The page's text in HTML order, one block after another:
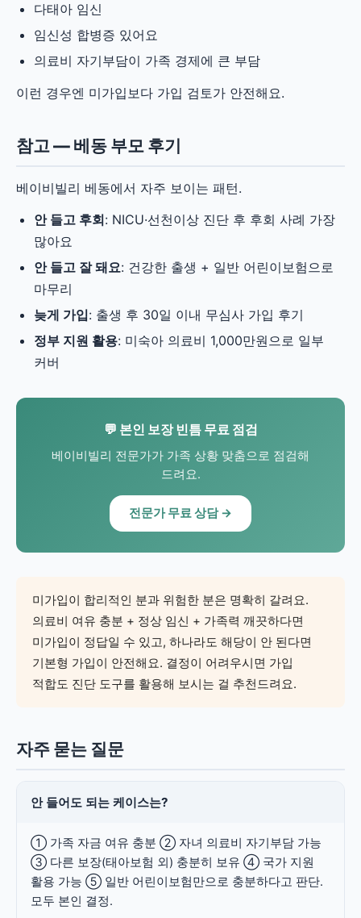
다태아 임신
임신성 합병증 있어요
의료비 자기부담이 가족 경제에 큰 부담
이런 경우엔 미가입보다 가입 검토가 안전해요.
참고 — 베동 부모 후기
베이비빌리 베동에서 자주 보이는 패턴.
안 들고 후회: NICU·선천이상 진단 후 후회 사례 가장
많아요
안 들고 잘 돼요: 건강한 출생 + 일반 어린이보험으로
마무리
늦게 가입: 출생 후 30일 이내 무심사 가입 후기
정부 지원 활용: 미숙아 의료비 1,000만원으로 일부
커버
💬 본인 보장 빈틈 무료 점검
베이비빌리 전문가가 가족 상황 맞춤으로 점검해
드려요.
전문가 무료 상담 →
미가입이 합리적인 분과 위험한 분은 명확히 갈려요.
의료비 여유 충분 + 정상 임신 + 가족력 깨끗하다면
미가입이 정답일 수 있고, 하나라도 해당이 안 된다면
기본형 가입이 안전해요. 결정이 어려우시면 가입
적합도 진단 도구를 활용해 보시는 걸 추천드려요.
자주 묻는 질문
안 들어도 되는 케이스는?
① 가족 자금 여유 충분 ② 자녀 의료비 자기부담 가능
③ 다른 보장(태아보험 외) 충분히 보유 ④ 국가 지원
활용 가능 ⑤ 일반 어린이보험만으로 충분하다고 판단.
모두 본인 결정.